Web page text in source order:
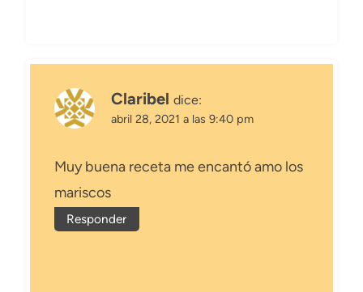
Claribel dice:
abril 28, 2021 a las 9:40 pm
Muy buena receta me encantó amo los
mariscos
Responder